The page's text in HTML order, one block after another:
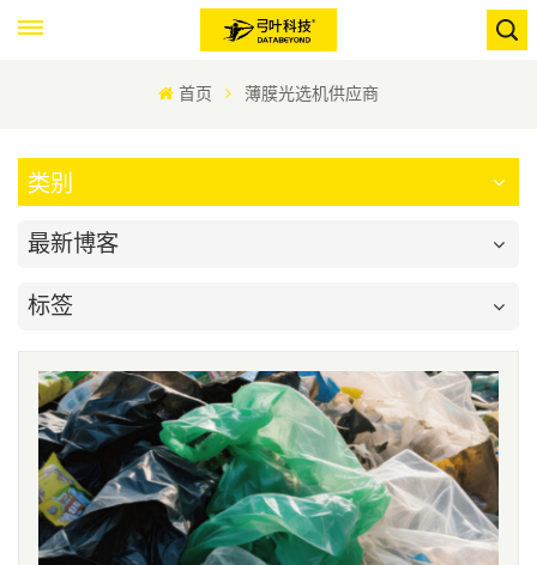
首页 薄膜光选机供应商
类别
最新博客
标签